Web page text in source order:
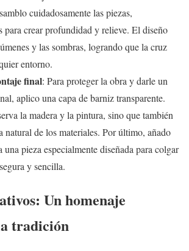
cuidadosamente las piezas,
para crear profundidad y relieve. El diseño
y las sombras, logrando que la cruz
entorno.
final: Para proteger la obra y darle un
aplico una capa de barniz transparente.
la madera y la pintura, sino que también
natural de los materiales. Por último, añado
una pieza especialmente diseñada para colgar
y sencilla.
Un homenaje
tradición